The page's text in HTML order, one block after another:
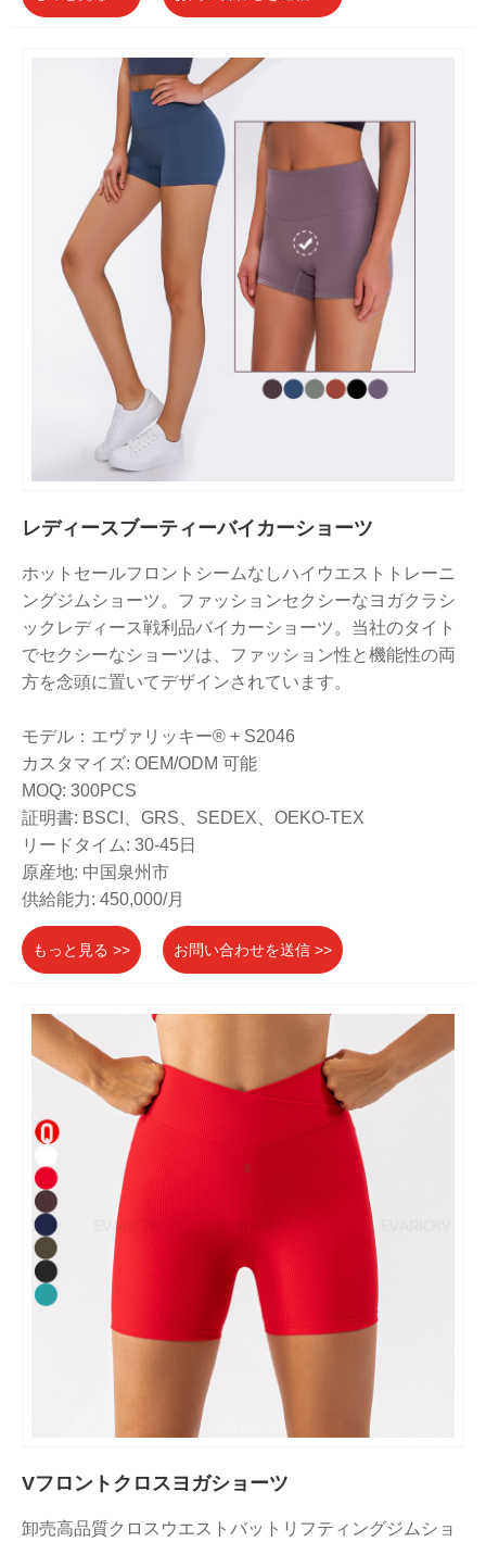
レディースブーティーバイカーショーツ
ホットセールフロントシームなしハイウエストトレーニ
ングジムショーツ。ファッションセクシーなヨガクラシ
ックレディース戦利品バイカーショーツ。当社のタイト
でセクシーなショーツは、ファッション性と機能性の両
方を念頭に置いてデザインされています。
モデル：エヴァリッキー® + S2046
カスタマイズ: OEM/ODM 可能
MOQ: 300PCS
証明書: BSCI、GRS、SEDEX、OEKO-TEX
リードタイム: 30-45日
原産地: 中国泉州市
供給能力: 450,000/月
もっと見る >> お問い合わせを送信 >>
Vフロントクロスヨガショーツ
卸売高品質クロスウエストバットリフティングジムショ